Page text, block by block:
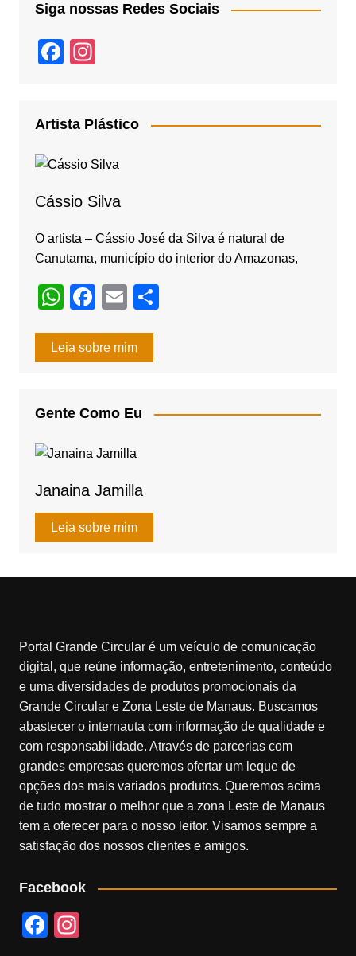
Siga nossas Redes Sociais
F
e
b
o
k
gr
a
Artista Plástico
Cássio Silva
O artista – Cássio José da Silva é natural de
Canutama, município do interior do Amazonas,
W
at
p
p
F
c
o
o
E
ail
Leia sobre mim
Gente Como Eu
Janaina Jamilla
Leia sobre mim
Portal Grande Circular é um veículo de comunicação
digital, que reúne informação, entretenimento, conteúdo
e uma diversidades de produtos promocionais da
Grande Circular e Zona Leste de Manaus. Buscamos
abastecer o internauta com informação de qualidade e
com responsabilidade. Através de parcerias com
grandes empresas queremos ofertar um leque de
opções dos mais variados produtos. Queremos acima
de tudo mostrar o melhor que a zona Leste de Manaus
tem a oferecer para o nosso leitor. Visamos sempre a
satisfação dos nossos clientes e amigos.
Facebook
F